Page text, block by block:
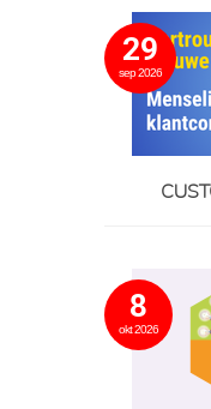
29
sep 2026
8
okt 2026